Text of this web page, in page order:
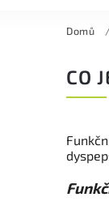
Domů /
CO